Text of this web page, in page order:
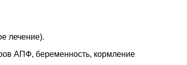
лечение).
АПФ, беременность, кормление